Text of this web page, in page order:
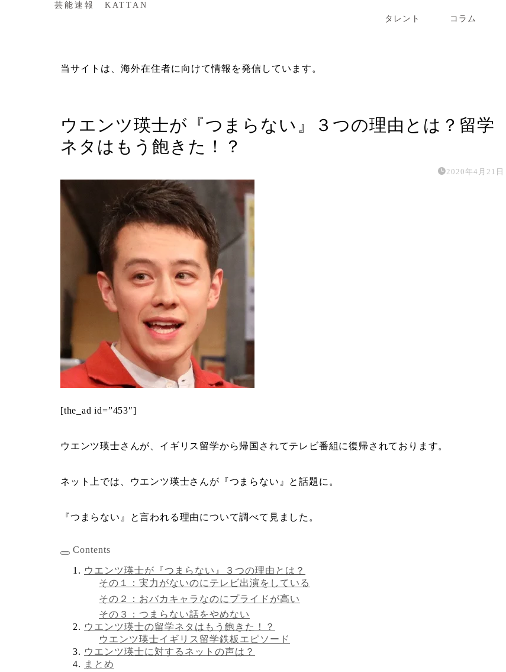
芸能速報 KATTAN
タレント コラム
当サイトは、海外在住者に向けて情報を発信しています。
ウエンツ瑛士が『つまらない』３つの理由とは？留学
ネタはもう飽きた！？
2020年4月21日
[the_ad id=”453″]
ウエンツ瑛士さんが、イギリス留学から帰国されてテレビ番組に復帰されております。
ネット上では、ウエンツ瑛士さんが『つまらない』と話題に。
『つまらない』と言われる理由について調べて見ました。
Contents
ウエンツ瑛士が『つまらない』３つの理由とは？
その１：実力がないのにテレビ出演をしている
その２：おバカキャラなのにプライドが高い
その３：つまらない話をやめない
ウエンツ瑛士の留学ネタはもう飽きた！？
ウエンツ瑛士イギリス留学鉄板エピソード
ウエンツ瑛士に対するネットの声は？
まとめ